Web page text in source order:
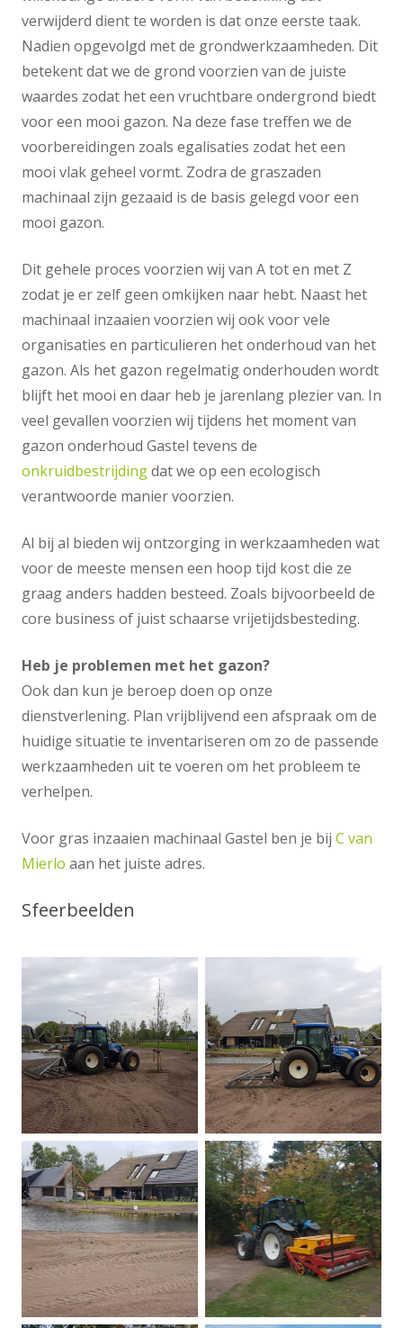
verwijderd dient te worden is dat onze eerste taak.
Nadien opgevolgd met de grondwerkzaamheden. Dit
betekent dat we de grond voorzien van de juiste
waardes zodat het een vruchtbare ondergrond biedt
voor een mooi gazon. Na deze fase treffen we de
voorbereidingen zoals egalisaties zodat het een
mooi vlak geheel vormt. Zodra de graszaden
machinaal zijn gezaaid is de basis gelegd voor een
mooi gazon.
Dit gehele proces voorzien wij van A tot en met Z
zodat je er zelf geen omkijken naar hebt. Naast het
machinaal inzaaien voorzien wij ook voor vele
organisaties en particulieren het onderhoud van het
gazon. Als het gazon regelmatig onderhouden wordt
blijft het mooi en daar heb je jarenlang plezier van. In
veel gevallen voorzien wij tijdens het moment van
gazon onderhoud Gastel tevens de
onkruidbestrijdingdat we op een ecologisch
verantwoorde manier voorzien.
Al bij al bieden wij ontzorging in werkzaamheden wat
voor de meeste mensen een hoop tijd kost die ze
graag anders hadden besteed. Zoals bijvoorbeeld de
core business of juist schaarse vrijetijdsbesteding.
Heb je problemen met het gazon?
Ook dan kun je beroep doen op onze
dienstverlening. Plan vrijblijvend een afspraak om de
huidige situatie te inventariseren om zo de passende
werkzaamheden uit te voeren om het probleem te
verhelpen.
Voor gras inzaaien machinaal Gastel ben je bij C van
Mierlo aan het juiste adres.
Sfeerbeelden